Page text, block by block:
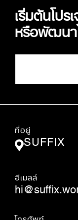
เริ่มต้นโปร
หรือพัฒนา
ที่อยู่
SUFFIX
อีเมลล์